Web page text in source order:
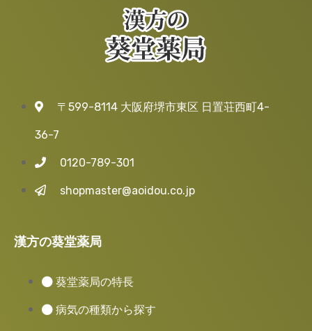
〒599-8114 大阪府堺市東区 日置荘西町4-
36-7
0120-789-301
shopmaster@aoidou.co.jp
漢方の葵堂薬局
葵堂薬局の特長
病気の種類から探す